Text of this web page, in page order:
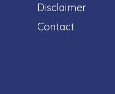
Disclaimer
Contact